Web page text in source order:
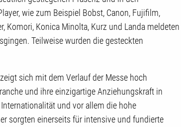
wie zum Beispiel Bobst, Canon, Fujifilm,
Komori, Konica Minolta, Kurz und Landa meldeten
Teilweise wurden die gesteckten
sich mit dem Verlauf der Messe hoch
und ihre einzigartige Anziehungskraft in
und vor allem die hohe
sorgten einerseits für intensive und fundierte